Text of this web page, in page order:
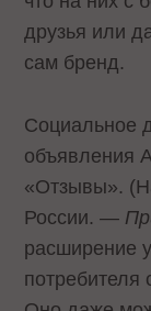
друзья или
сам бренд.
Социальное
объявления
«Отзывы».
России. —
расширение
потребителя